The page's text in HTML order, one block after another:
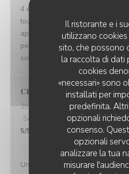
Il ristorante e i
utilizzano
sito, che possono
la raccolta di dati
cookies
«necessari» sono
installati per
predefinita.
opzionali
consenso.
opzionali
analizzare la tua
misurare
4 étoiles, tout c’est bien passé ,
toujours aussi incroyable ☺️, petit
appris le départ de Christelle ,
personne très compétente et
soleil pour les clients .
Christian T
2026-08-05
- 19:45 - Ospiti 5
Servizio
Atmosfera: 5/5
5/5
Un restaurant très agréable : le